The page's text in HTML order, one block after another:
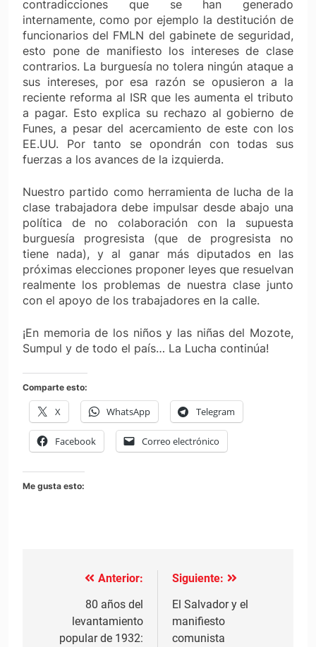
contradicciones que se han generado
internamente, como por ejemplo la destitución de
funcionarios del FMLN del gabinete de seguridad,
esto pone de manifiesto los intereses de clase
contrarios. La burguesía no tolera ningún ataque a
sus intereses, por esa razón se opusieron a la
reciente reforma al ISR que les aumenta el tributo
a pagar. Esto explica su rechazo al gobierno de
Funes, a pesar del acercamiento de este con los
EE.UU. Por tanto se opondrán con todas sus
fuerzas a los avances de la izquierda.
Nuestro partido como herramienta de lucha de la
clase trabajadora debe impulsar desde abajo una
política de no colaboración con la supuesta
burguesía progresista (que de progresista no
tiene nada), y al ganar más diputados en las
próximas elecciones proponer leyes que resuelvan
realmente los problemas de nuestra clase junto
con el apoyo de los trabajadores en la calle.
¡En memoria de los niños y las niñas del Mozote,
Sumpul y de todo el país… La Lucha continúa!
Comparte esto:
X WhatsApp Telegram
Facebook Correo electrónico
Me gusta esto:
Navegación
entradas
Anterior:
80 años del
levantamiento
popular de 1932:
Siguiente:
El Salvador y el
manifiesto
comunista